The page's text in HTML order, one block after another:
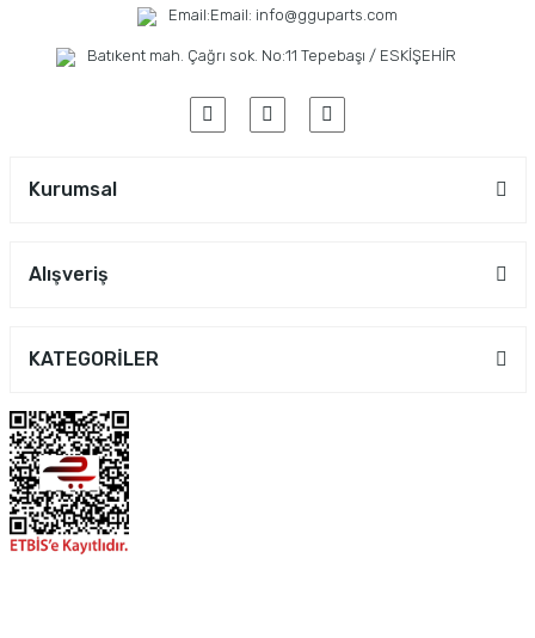
Email:Email: info@gguparts.com
Batıkent mah. Çağrı sok. No:11 Tepebaşı / ESKİŞEHİR
Kurumsal
Alışveriş
KATEGORİLER